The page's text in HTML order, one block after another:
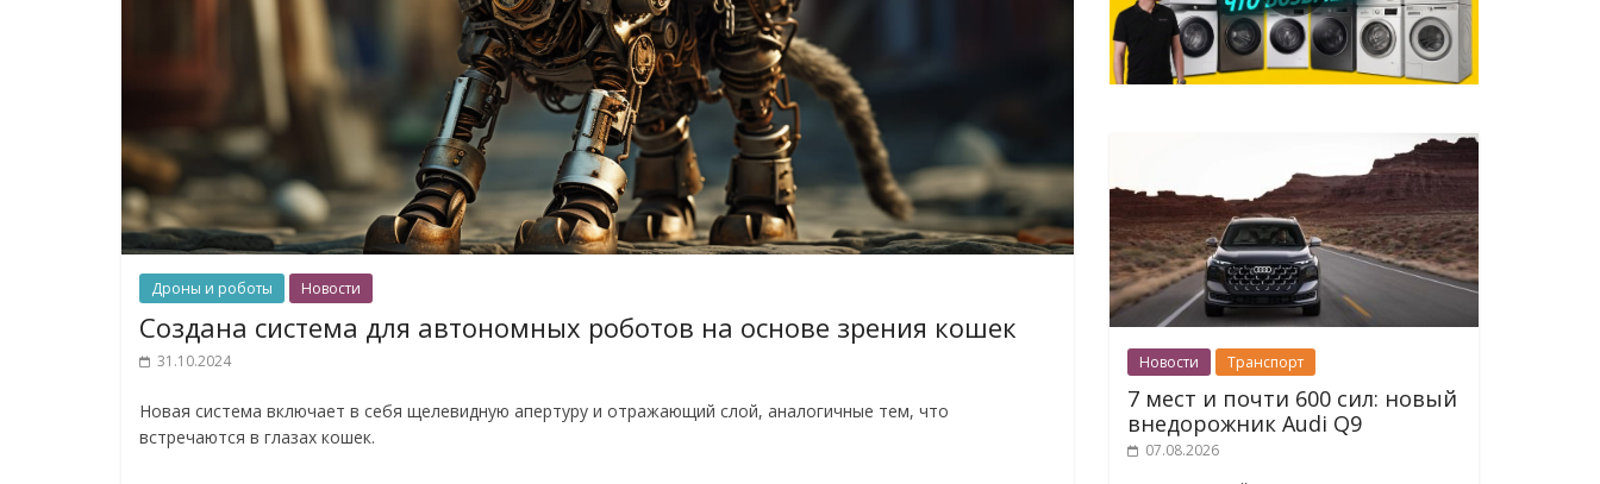
Дроны и роботы Новости
Создана система для автономных роботов на основе зрения кошек
31.10.2024
Новая система включает в себя щелевидную апертуру и отражающий слой, аналогичные тем, что
встречаются в глазах кошек.
Новости Транспорт
7 мест и почти 600 сил: новый
внедорожник Audi Q9
07.08.2026